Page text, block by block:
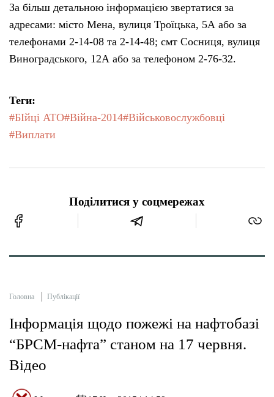
За більш детальною інформацією звертатися за
адресами: місто Мена, вулиця Троїцька, 5А або за
телефонами 2-14-08 та 2-14-48; смт Сосниця, вулиця
Виноградського, 12А або за телефоном 2-76-32.
Теги:
#БІйці АТО#Війна-2014#Військовослужбовці
#Виплати
Поділитися у соцмережах
Головна Публікації
Інформація щодо пожежі на нафтобазі
“БРСМ-нафта” станом на 17 червня.
Відео